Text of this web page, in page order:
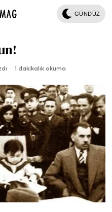
GÜNDÜZ
1 dakikalık okuma